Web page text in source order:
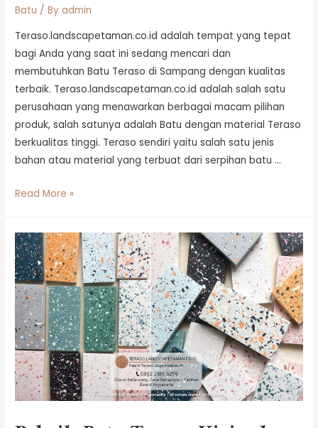
Batu / Byadmin
Teraso.landscapetaman.co.id adalah tempat yang tepat
bagi Anda yang saat ini sedang mencari dan
membutuhkan Batu Teraso di Sampang dengan kualitas
terbaik. Teraso.landscapetaman.co.id adalah salah satu
perusahaan yang menawarkan berbagai macam pilihan
produk, salah satunya adalah Batu dengan material Teraso
berkualitas tinggi. Teraso sendiri yaitu salah satu jenis
bahan atau material yang terbuat dari serpihan batu …
Read More »